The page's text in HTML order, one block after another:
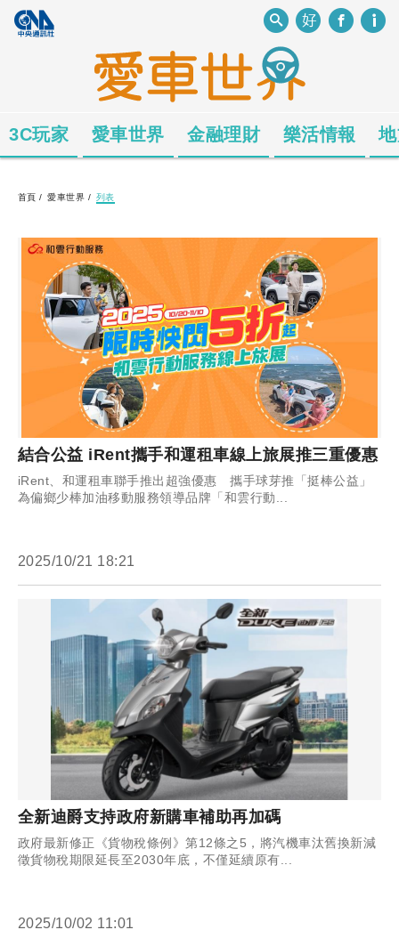
3C玩家 愛車世界 金融理財 樂活情報
首頁 / 愛車世界 / 列表
結合公益 iRent攜手和運租車線上旅展推三重優惠
iRent、和運租車聯手推出超強優惠 攜手球芽推「挺棒公益」
為偏鄉少棒加油移動服務領導品牌「和雲行動...
2025/10/21 18:21
全新迪爵支持政府新購車補助再加碼
政府最新修正《貨物稅條例》第12條之5，將汽機車汰舊換新減
徵貨物稅期限延長至2030年底，不僅延續原有...
2025/10/02 11:01